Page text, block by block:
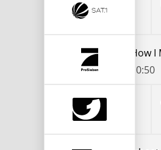
Alexander Hold
10:50
Special Crime Unit